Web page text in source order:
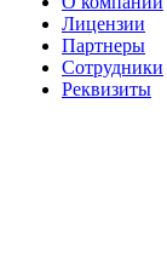
Лицензии
Партнеры
Сотрудники
Реквизиты